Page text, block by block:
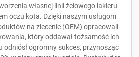
własnej linii żelowego lakieru
oczu kota. Dzięki naszym usługom
na zlecenie (OEM) opracowali
który oddawał tożsamość ich
odniósł ogromny sukces, przynosząc